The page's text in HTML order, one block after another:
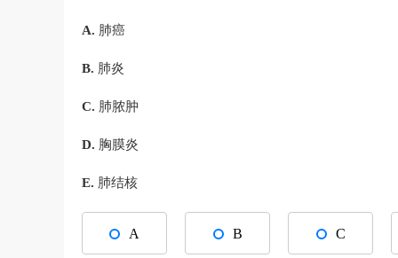
A. 肺癌
B. 肺炎
C. 肺脓肿
D. 胸膜炎
E. 肺结核
A B C